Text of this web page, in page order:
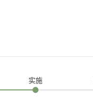
实施